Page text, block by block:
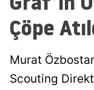
Çöpe
Murat
Scouting